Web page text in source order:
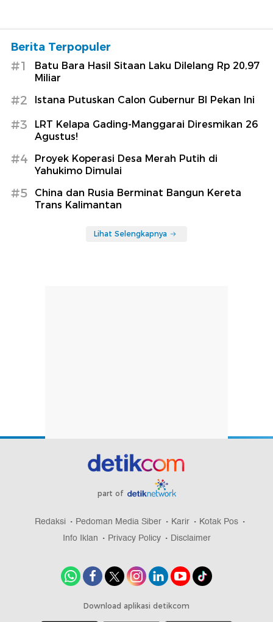
Berita Terpopuler
#1
Batu Bara Hasil Sitaan Laku Dilelang Rp 20,97
Miliar
#2 Istana Putuskan Calon Gubernur BI Pekan Ini
#3
LRT Kelapa Gading-Manggarai Diresmikan 26
Agustus!
#4
Proyek Koperasi Desa Merah Putih di
Yahukimo Dimulai
#5
China dan Rusia Berminat Bangun Kereta
Trans Kalimantan
Lihat Selengkapnya
part of
Redaksi Pedoman Media Siber Karir
Kotak Pos
Info Iklan
Privacy Policy Disclaimer
Download aplikasi detikcom